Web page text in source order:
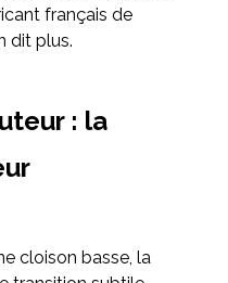
français de
dit plus.
: la
cloison basse, la